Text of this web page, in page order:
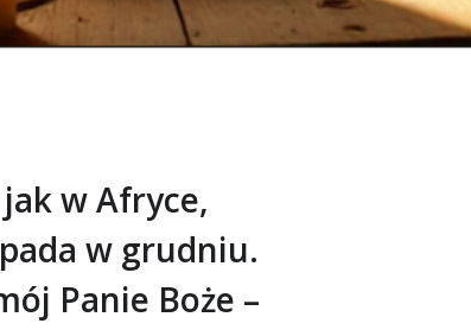
w Afryce,
w grudniu.
Panie Boże –